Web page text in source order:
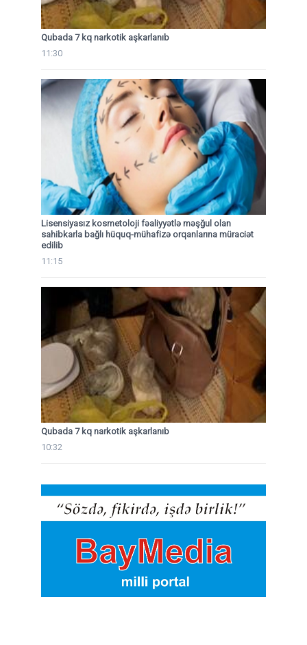
Qubada 7 kq narkotik aşkarlanıb
11:30
Lisensiyasız kosmetoloji fəaliyyətlə məşğul olan
sahibkarla bağlı hüquq-mühafizə orqanlarına müraciət
edilib
11:15
Qubada 7 kq narkotik aşkarlanıb
10:32